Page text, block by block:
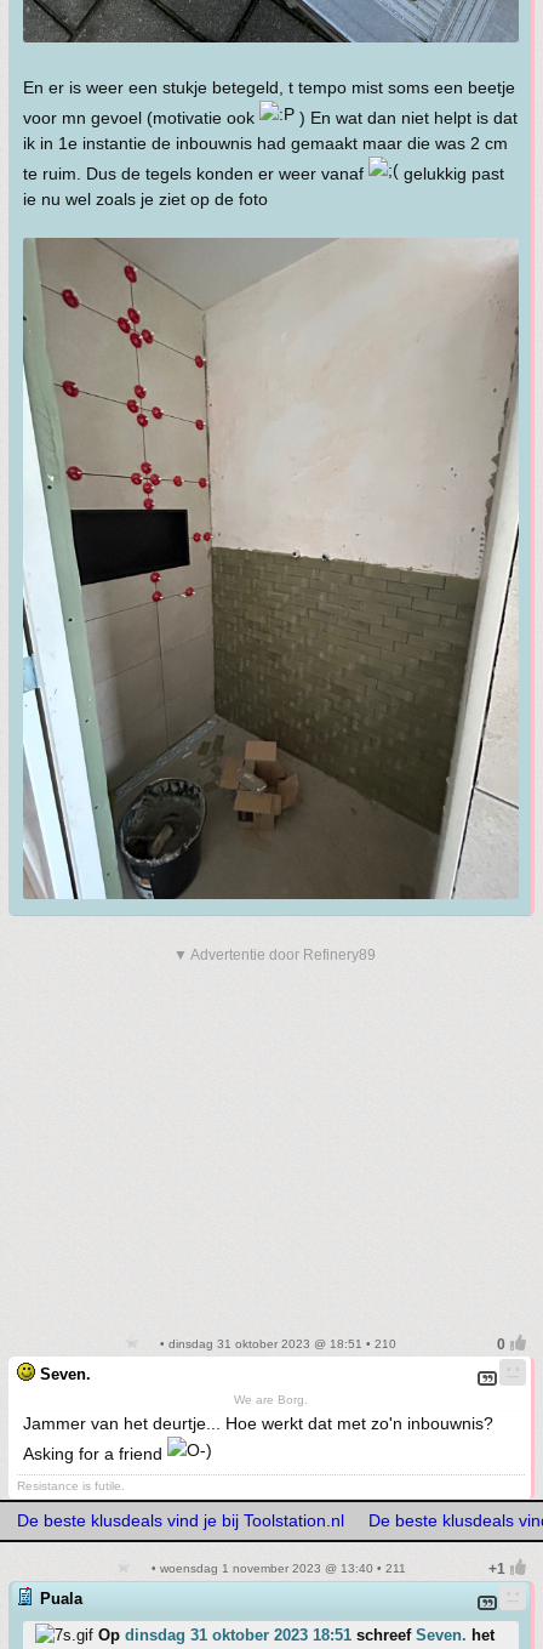
En er is weer een stukje betegeld, t tempo mist soms een beetje
voor mn gevoel (motivatie ook
) En wat dan niet helpt is dat
ik in 1e instantie de inbouwnis had gemaakt maar die was 2 cm
te ruim. Dus de tegels konden er weer vanaf
gelukkig past
ie nu wel zoals je ziet op de foto
▼ Advertentie door Refinery89
• dinsdag 31 oktober 2023 @ 18:51 • 210
Seven.
We are Borg.
Jammer van het deurtje... Hoe werkt dat met zo'n inbouwnis?
Asking for a friend
Resistance is futile.
De beste klusdeals vind je bij Toolstation.nl De beste klusdeals
• woensdag 1 november 2023 @ 13:40 • 211
Puala
Op dinsdag 31 oktober 2023 18:51 schreef Seven. het